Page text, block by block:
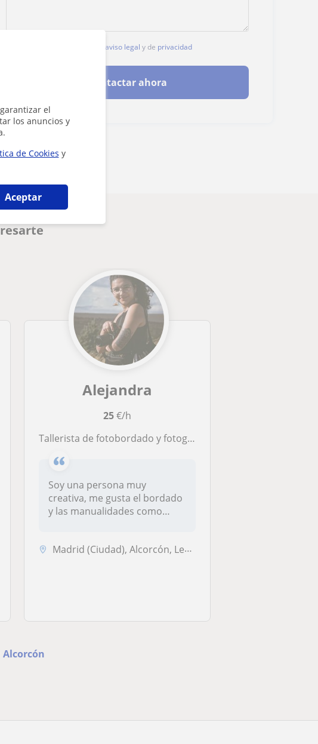
el
los anuncios y
de Cookies y
Aceptar
aviso legal y de privacidad
Contactar ahora
Alejandra
25€/h
Tallerista de fotobordado y fotografía, para todas las edades.
Soy una persona muy
creativa, me gusta el bordado
y las manualidades como
Madrid (Ciudad), Alcorcón, Leganés, Pozuelo de Alarcón
Alcorcón